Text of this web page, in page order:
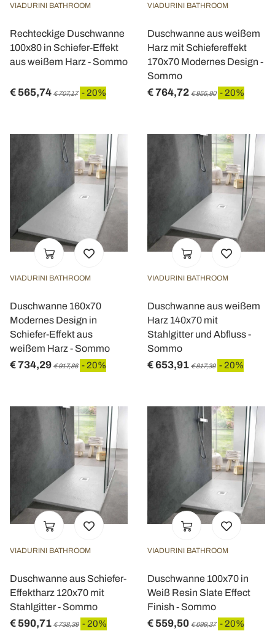
VIADURINI BATHROOM
Rechteckige Duschwanne
100x80 in Schiefer-Effekt
aus weißem Harz - Sommo
€ 565,74 € 707,17 - 20%
VIADURINI BATHROOM
Duschwanne aus weißem
Harz mit Schiefereffekt
170x70 Modernes Design -
Sommo
€ 764,72 € 955,90 - 20%
VIADURINI BATHROOM
Duschwanne 160x70
Modernes Design in
Schiefer-Effekt aus
weißem Harz - Sommo
€ 734,29 € 917,86 - 20%
VIADURINI BATHROOM
Duschwanne aus weißem
Harz 140x70 mit
Stahlgitter und Abfluss -
Sommo
€ 653,91 € 817,39 - 20%
VIADURINI BATHROOM
Duschwanne aus Schiefer-
Effektharz 120x70 mit
Stahlgitter - Sommo
€ 590,71 € 738,39 - 20%
VIADURINI BATHROOM
Duschwanne 100x70 in
Weiß Resin Slate Effect
Finish - Sommo
€ 559,50 € 699,37 - 20%